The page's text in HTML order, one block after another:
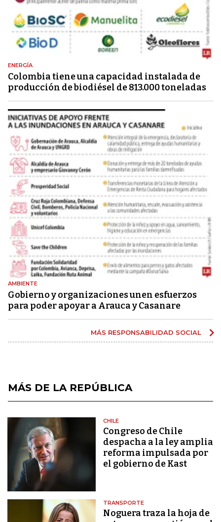
ENERGÍA
Colombia tiene una capacidad instalada de
producción de biodiésel de 813.000 toneladas
AMBIENTE
Gobierno y organizaciones unen esfuerzos
para poder apoyar a Arauca y Casanare
MÁS RESPONSABILIDAD SOCIAL
MÁS DE LA REPÚBLICA
CHILE
Congreso de Chile
despacha a la ley amplia
reforma impulsada por
el gobierno de Kast
TRANSPORTE
Noguera traza la hoja de